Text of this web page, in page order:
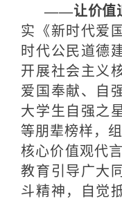
——让价值
实《新时代爱
时代公民道德
开展社会主义
爱国奉献、自
大学生自强之
等朋辈榜样，
核心价值观代
教育引导广大
斗精神，自觉